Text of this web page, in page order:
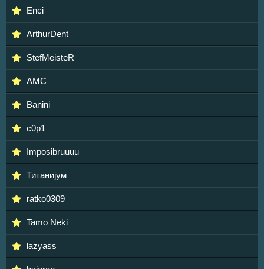
Enci
ArthurDent
StefMeisteR
AMC
Banini
c0p1
Imposibruuuu
Титанијум
ratko0309
Tamo Neki
lazyass